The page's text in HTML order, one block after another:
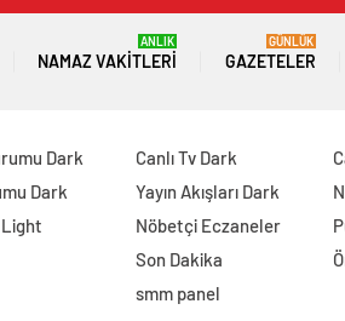
NAMAZ VAKITLERI
ANLIK
GAZETELER
GÜNLÜK
Dark
Dark
Light
Canlı Tv Dark
Yayın Akışları Dark
Nöbetçi Eczaneler
Son Dakika
smm panel